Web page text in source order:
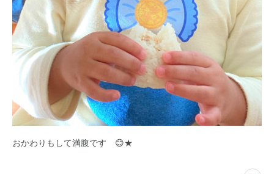
おかわりもして満腹です 😊★